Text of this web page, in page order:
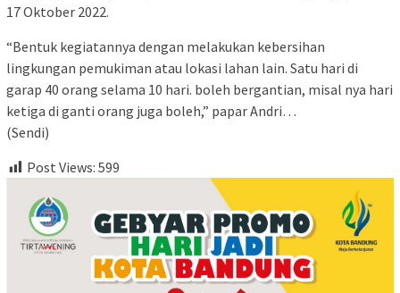
17 Oktober 2022.
“Bentuk kegiatannya dengan melakukan kebersihan
lingkungan pemukiman atau lokasi lahan lain. Satu hari di
garap 40 orang selama 10 hari. boleh bergantian, misal nya hari
ketiga di ganti orang juga boleh,” papar Andri…
(Sendi)
Post Views: 599